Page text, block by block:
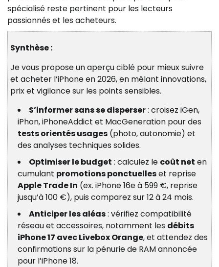
spécialisé reste pertinent pour les lecteurs
passionnés et les acheteurs.
Synthèse :
Je vous propose un aperçu ciblé pour mieux suivre
et acheter l’iPhone en 2026, en mêlant innovations,
prix et vigilance sur les points sensibles.
S’informer sans se disperser: croisez iGen,
iPhon, iPhoneAddict et MacGeneration pour des
tests orientés usages (photo, autonomie) et
des analyses techniques solides.
Optimiser le budget : calculez le coût net en
cumulant promotions ponctuelleset reprise
Apple Trade In (ex. iPhone 16e à 599 €, reprise
jusqu’à 100 €), puis comparez sur 12 à 24 mois.
Anticiper les aléas: vérifiez compatibilité
réseau et accessoires, notamment les débits
iPhone 17 avec Livebox Orange, et attendez des
confirmations sur la pénurie de RAM annoncée
pour l’iPhone 18.